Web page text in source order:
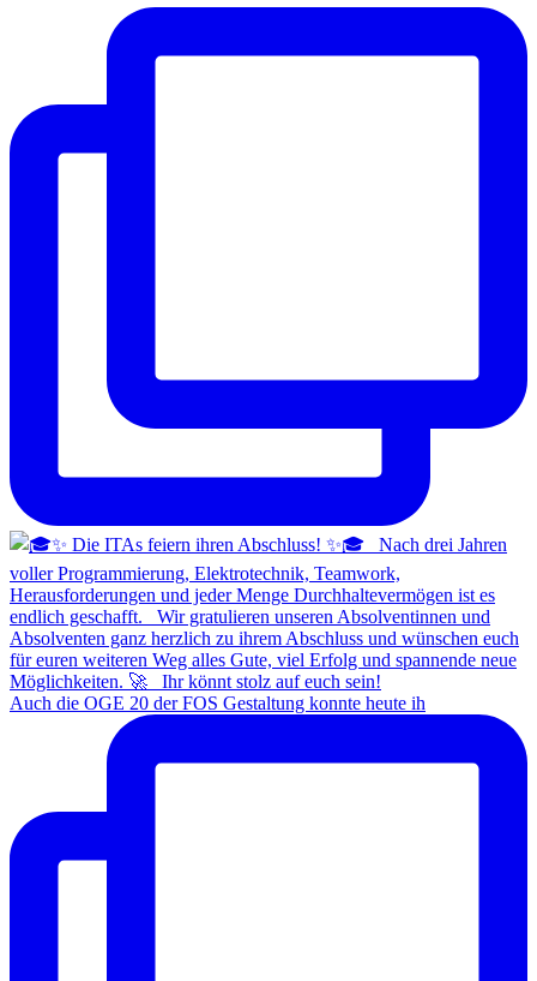
Auch die OGE 20 der FOS Gestaltung konnte heute ih